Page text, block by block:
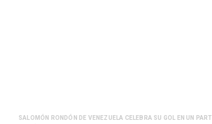
SALOMÓN RONDÓN DE VENEZUELA CELEBRA SU GOL EN UN